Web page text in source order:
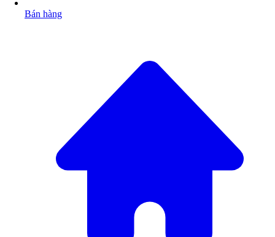
Bán hàng